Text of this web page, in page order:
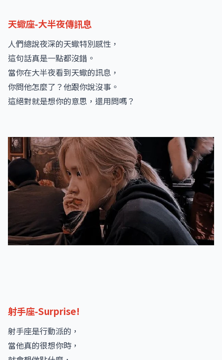
天蠍座-大半夜傳訊息
人們總說夜深的天蠍特別感性，
這句話真是一點都沒錯。
當你在大半夜看到天蠍的訊息，
你問他怎麼了？他跟你說沒事。
這絕對就是想你的意思，還用問嗎？
射手座-Surprise!
射手座是行動派的，
當他真的很想你時，